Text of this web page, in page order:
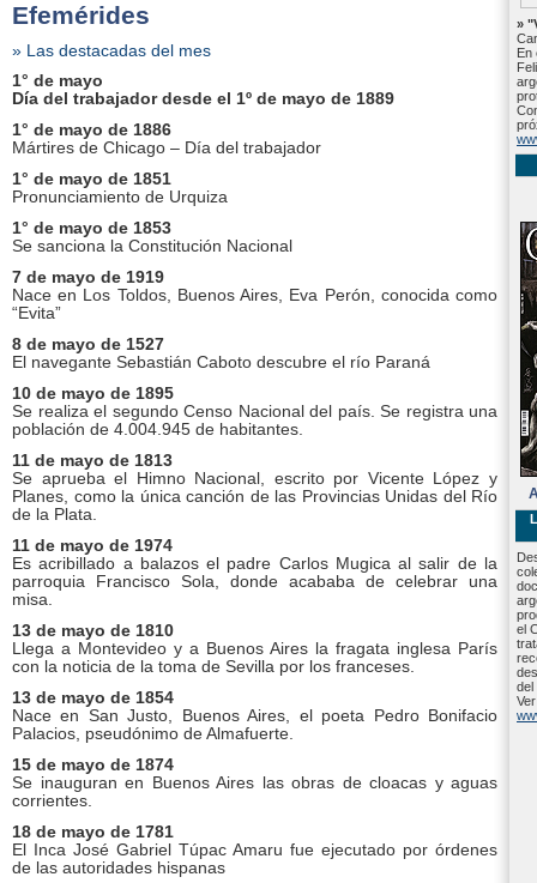
»
En
el
del
Efemérides
» Las destacadas del mes
1° de mayo
Día del trabajador desde el 1º de mayo de 1889
1° de mayo de 1886
Mártires de Chicago – Día del trabajador
1° de mayo de 1851
Pronunciamiento de Urquiza
1° de mayo de 1853
Se sanciona la Constitución Nacional
7 de mayo de 1919
Nace en Los Toldos, Buenos Aires, Eva Perón, conocida como
“Evita”
8 de mayo de 1527
El navegante Sebastián Caboto descubre el río Paraná
10 de mayo de 1895
Se realiza el segundo Censo Nacional del país. Se registra una
población de 4.004.945 de habitantes.
11 de mayo de 1813
Se aprueba el Himno Nacional, escrito por Vicente López y
Planes, como la única canción de las Provincias Unidas del Río
de la Plata.
11 de mayo de 1974
Es acribillado a balazos el padre Carlos Mugica al salir de la
parroquia Francisco Sola, donde acababa de celebrar una
misa.
13 de mayo de 1810
Llega a Montevideo y a Buenos Aires la fragata inglesa París
con la noticia de la toma de Sevilla por los franceses.
13 de mayo de 1854
Nace en San Justo, Buenos Aires, el poeta Pedro Bonifacio
Palacios, pseudónimo de Almafuerte.
15 de mayo de 1874
Se inauguran en Buenos Aires las obras de cloacas y aguas
corrientes.
18 de mayo de 1781
El Inca José Gabriel Túpac Amaru fue ejecutado por órdenes
de las autoridades hispanas